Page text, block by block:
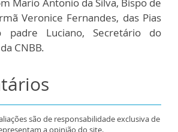
Veronice Fernandes, das Pias
padre Luciano, Secretário do
CNBB.
são de responsabilidade exclusiva de
a opinião do site.